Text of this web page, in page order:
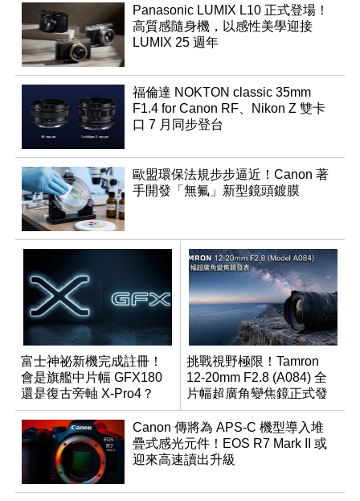
Panasonic LUMIX L10 正式登場！
高質感隨身機，以感性美學迎接
LUMIX 25 週年
福倫達 NOKTON classic 35mm
F1.4 for Canon RF、Nikon Z 雙卡
口 7 月同步登台
歐盟環保法規步步逼近！Canon 著
手開發「無氟」新型鏡頭鍍膜
富士神祕新機完成註冊！
會是旗艦中片幅 GFX180
還是復古旁軸 X-Pro4？
挑戰視野極限！Tamron
12-20mm F2.8 (A084) 全
片幅超廣角變焦鏡正式發
表
Canon 傳將為 APS-C 機型導入堆
疊式感光元件！EOS R7 Mark II 或
迎來高速讀出升級